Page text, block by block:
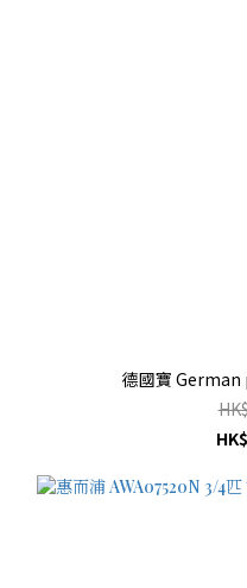
德國寶 German